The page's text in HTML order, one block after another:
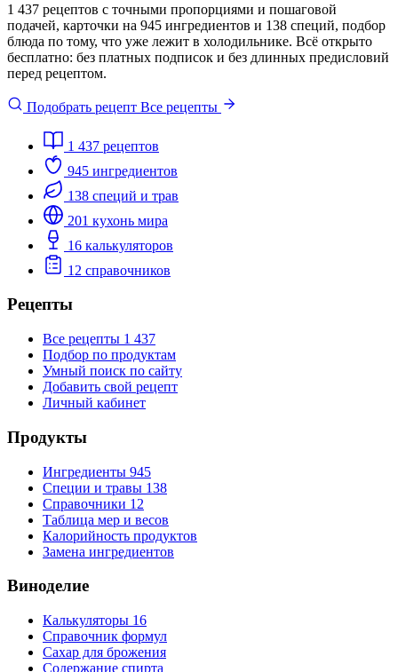
1 437 рецептов с точными пропорциями и пошаговой
подачей, карточки на 945 ингредиентов и 138 специй, подбор
блюда по тому, что уже лежит в холодильнике. Всё открыто
бесплатно: без платных подписок и без длинных предисловий
перед рецептом.
Подобрать рецепт Все рецепты
1 437 рецептов
945 ингредиентов
138 специй и трав
201 кухонь мира
16 калькуляторов
12 справочников
Рецепты
Все рецепты 1 437
Подбор по продуктам
Умный поиск по сайту
Добавить свой рецепт
Личный кабинет
Продукты
Ингредиенты 945
Специи и травы 138
Справочники 12
Таблица мер и весов
Калорийность продуктов
Замена ингредиентов
Виноделие
Калькуляторы 16
Справочник формул
Сахар для брожения
Содержание спирта